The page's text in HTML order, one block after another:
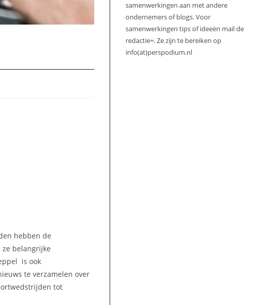
hebben de
belangrijke
is ook
te verzamelen over
tot
samenwerkingen aan met andere
ondernemers of blogs. Voor
samenwerkingen tips of ideeën mail de
redactie=. Ze zijn te bereiken op
info(at)perspodium.nl